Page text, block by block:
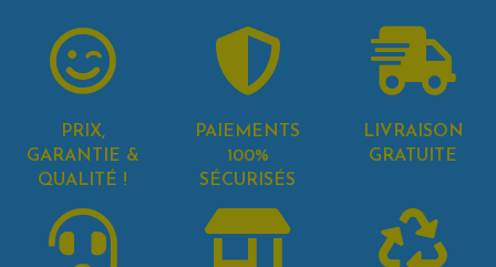
PRIX,
GARANTIE &
QUALITÉ !
PAIEMENTS
100%
SÉCURISÉS
LIVRAISON
GRATUITE